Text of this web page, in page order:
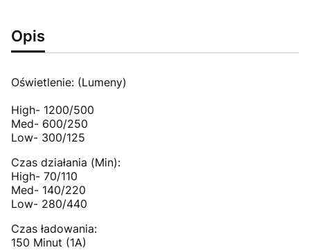
Opis
Oświetlenie: (Lumeny)
High- 1200/500
Med- 600/250
Low- 300/125
Czas działania (Min):
High- 70/110
Med- 140/220
Low- 280/440
Czas ładowania:
150 Minut (1A)